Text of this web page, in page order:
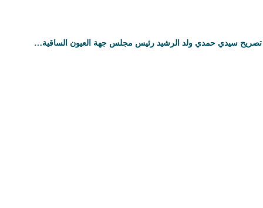
تصريح سيدي حمدي ولد الرشيد رئيس مجلس جهة العيون الساقية…